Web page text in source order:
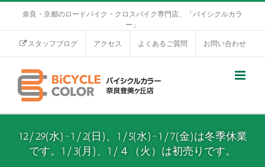
奈良・京都のロードバイク・クロスバイク専門店、「バイシクルカラ
ー」
スタッフブログ アクセス よくあるご質問 お問い合わせ
12/29(水)~1/2(日)、1/5(水)~1/7(金)は冬季休業
です。1/3(月)、1/４（火）は初売りです。